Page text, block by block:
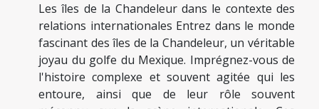
Les îles de la Chandeleur dans le contexte des
relations internationales Entrez dans le monde
fascinant des îles de la Chandeleur, un véritable
joyau du golfe du Mexique. Imprégnez-vous de
l'histoire complexe et souvent agitée qui les
entoure, ainsi que de leur rôle souvent